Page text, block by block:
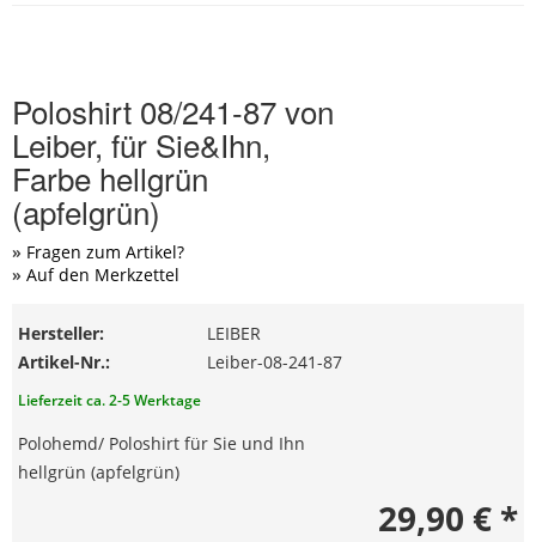
Poloshirt 08/241-87 von
Leiber, für Sie&Ihn,
Farbe hellgrün
(apfelgrün)
Fragen zum Artikel?
Auf den Merkzettel
Hersteller:
LEIBER
Artikel-Nr.:
Leiber-08-241-87
Lieferzeit ca. 2-5 Werktage
Polohemd/ Poloshirt für Sie und Ihn
hellgrün (apfelgrün)
29,90 € *